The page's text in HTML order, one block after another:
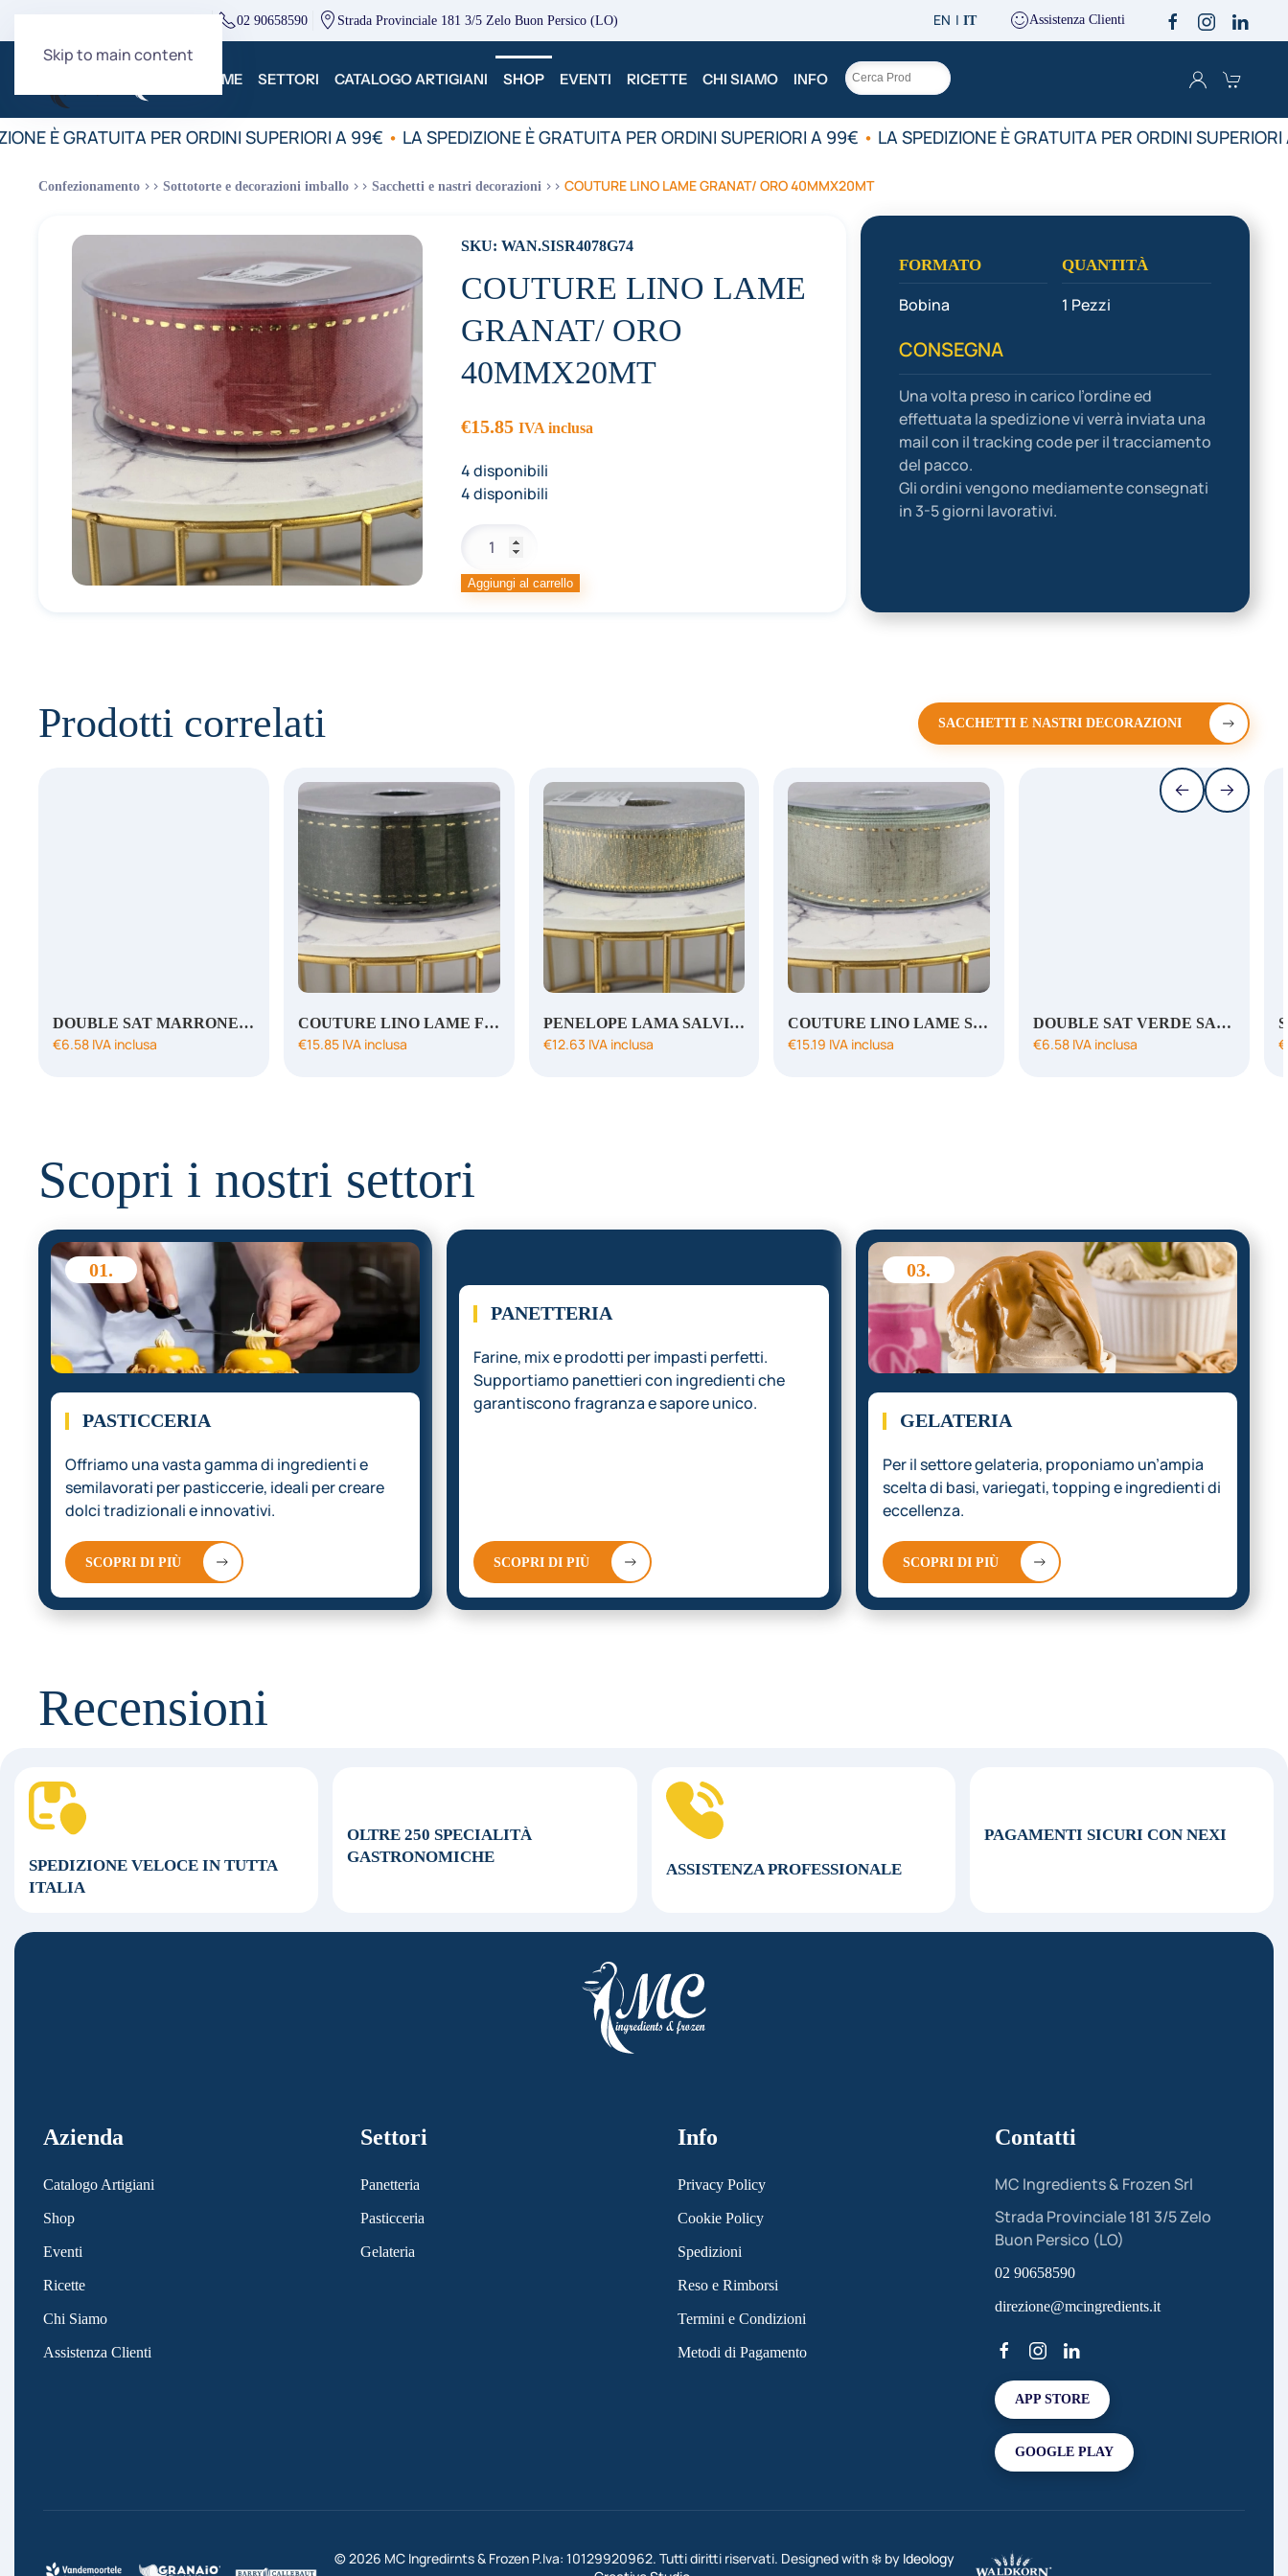
Skip to main content
02 90658590 Strada Provinciale 181 3/5 Zelo Buon Persico (LO) EN IT Assistenza Clienti
HOME SETTORI CATALOGO ARTIGIANI SHOP EVENTI RICETTE CHI SIAMO INFO
È GRATUITA PER ORDINI SUPERIORI A 99€• LA SPEDIZIONE È GRATUITA PER ORDINI SUPERIORI A 99€• LA SPEDIZIONE È GRATUITA PER ORDINI SUPERIORI
Confezionamento Sottotorte e decorazioni imballo Sacchetti e nastri decorazioni COUTURE LINO LAME GRANAT/ ORO 40MMX20MT
SKU: WAN.SISR4078G74
COUTURE LINO LAME
GRANAT/ ORO
40MMX20MT
€15.85 IVA inclusa
4 disponibili
4 disponibili
LINO
LAME
Aggiungi al carrello
FORMATO
Bobina
QUANTITÀ
1 Pezzi
CONSEGNA
Una volta preso in carico l’ordine ed
effettuata la spedizione vi verrà inviata una
mail con il tracking code per il tracciamento
del pacco.
Gli ordini vengono mediamente consegnati
in 3-5 giorni lavorativi.
Prodotti correlati SACCHETTI E NASTRI DECORAZIONI
DOUBLE SAT MARRONE CHIARO MM3X50MT
€6.58 IVA inclusa
COUTURE LINO LAME FORES/ ORO 40MMX20MT
€15.85IVA inclusa
PENELOPE LAMA SALVIA ORO 25MM X 20MT
€12.63 IVA inclusa
COUTURE LINO LAME SALVIA ORO 40MMX20MT
€15.19 IVA inclusa
DOUBLE SAT VERDE SALVIA MM3X50MT
€6.58 IVA inclusa €
Scopri i nostri settori
01.
PASTICCERIA
Offriamo una vasta gamma di ingredienti e
semilavorati per pasticcerie, ideali per creare
dolci tradizionali e innovativi.
SCOPRI DI PIÙ
PANETTERIA
Farine, mix e prodotti per impasti perfetti.
Supportiamo panettieri con ingredienti che
garantiscono fragranza e sapore unico.
SCOPRI DI PIÙ
03.
GELATERIA
Per il settore gelateria, proponiamo un’ampia
scelta di basi, variegati, topping e ingredienti di
eccellenza.
SCOPRI DI PIÙ
Recensioni
SPEDIZIONE VELOCE IN TUTTA
ITALIA
OLTRE 250 SPECIALITÀ
GASTRONOMICHE
ASSISTENZAPROFESSIONALE
PAGAMENTI SICURI CON NEXI
Azienda
Catalogo Artigiani
Shop
Eventi
Ricette
Chi Siamo
Assistenza Clienti
Settori
Panetteria
Pasticceria
Gelateria
Info
Privacy Policy
Cookie Policy
Spedizioni
Reso e Rimborsi
Termini e Condizioni
Metodi di Pagamento
Contatti
MC Ingredients & Frozen Srl
Strada Provinciale 181 3/5 Zelo
Buon Persico (LO)
02 90658590
direzione@mcingredients.it
APP STORE
GOOGLE PLAY
©2026 MC Ingredirnts & Frozen P.Iva: 10129920962. Tutti diritti riservati. Designed with ❄️ by Ideology